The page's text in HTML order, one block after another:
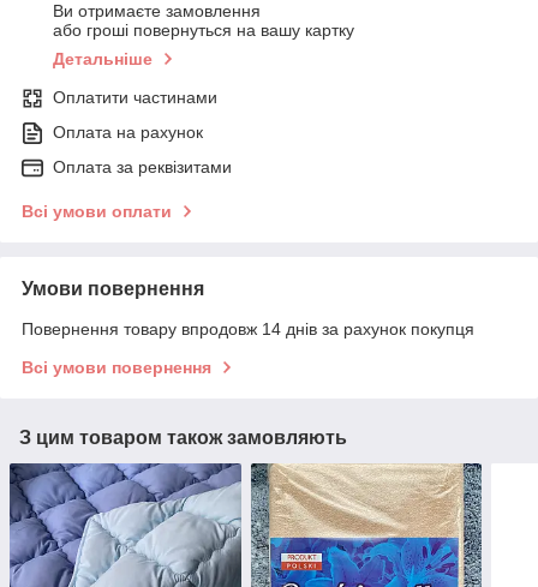
Ви отримаєте замовлення
або гроші повернуться на вашу картку
Детальніше
Оплатити частинами
Оплата на рахунок
Оплата за реквізитами
Всі умови оплати
Умови повернення
Повернення товару впродовж 14 днів за рахунок покупця
Всі умови повернення
З цим товаром також замовляють